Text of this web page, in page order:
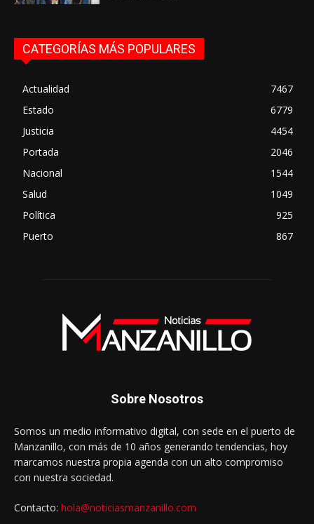
CATEGORÍAS MÁS POPULARES
Actualidad
7467
Estado
6779
Justicia
4454
Portada
2046
Nacional
1544
Salud
1049
Política
925
Puerto
867
Sobre Nosotros
Somos un medio informativo digital, con sede en el puerto de
Manzanillo, con más de 10 años generando tendencias, hoy
marcamos nuestra propia agenda con un alto compromiso
con nuestra sociedad.
Contacto: hola@noticiasmanzanillo.com